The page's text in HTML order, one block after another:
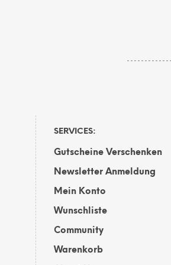
SERVICES:
Gutscheine Verschenken
Newsletter Anmeldung
Mein Konto
Wunschliste
Community
Warenkorb